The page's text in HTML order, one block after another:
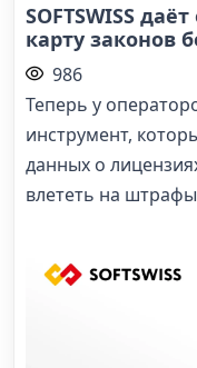
SOFTSWISS
карту законов
986
Теперь у
инструмент,
данных о
влететь на